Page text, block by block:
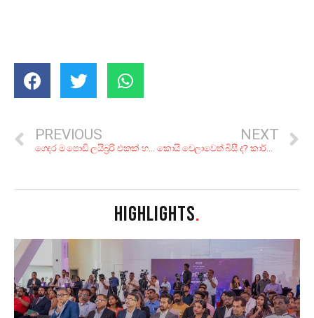
PREVIOUS
ගෙදර ම පොඩි ලයිබ්‍රරි එකක් හදාගන්න, පියවර 6ක්
NEXT
කොයි වෙලාවෙත් බිසී ද? කාර්යබහුලකමෙන් මිදෙන්න පියවර 7ක්
HIGHLIGHTS.